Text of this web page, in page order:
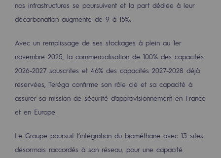
Acteur engagé
Ambition RSE
Responsabilité environnementale
Responsabilité environnementale
BE POSITIF, le programme de
Décarbonation : une priorité
Limitation des émissions atmosphériques
nos infrastructures se poursuivent et la part dédiée à leur
décarbonation augmente de 9 à 15%.
Avec un remplissage de ses stockages à plein au 1er
novembre 2025, la commercialisation de 100% des capacités
2026-2027 souscrites et 46% des capacités 2027-2028 déjà
réservées, Teréga confirme son rôle clé et sa capacité à
assurer sa mission de sécurité d'approvisionnement en France
et en Europe.
Le Groupe poursuit l’intégration du biométhane avec 13 sites
désormais raccordés à son réseau, pour une capacité